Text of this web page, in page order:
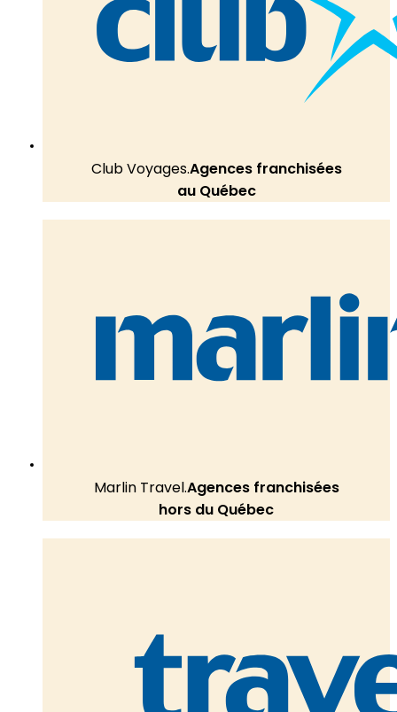
Club Voyages.Agences franchisées
au Québec
Marlin Travel.Agences franchisées
hors du Québec